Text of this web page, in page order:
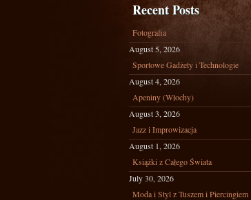
Recent Posts
Fotografia
August 5, 2026
Sportowe Gadżety i Technologie
August 4, 2026
Apeniny (Włochy)
August 3, 2026
Jazz i Improwizacja
August 1, 2026
Książki z Całego Świata
July 30, 2026
Moda i Styl z Tuszem i Piercingiem